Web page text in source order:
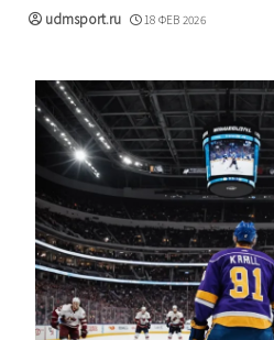
udmsport.ru 18 ФЕВ 2026